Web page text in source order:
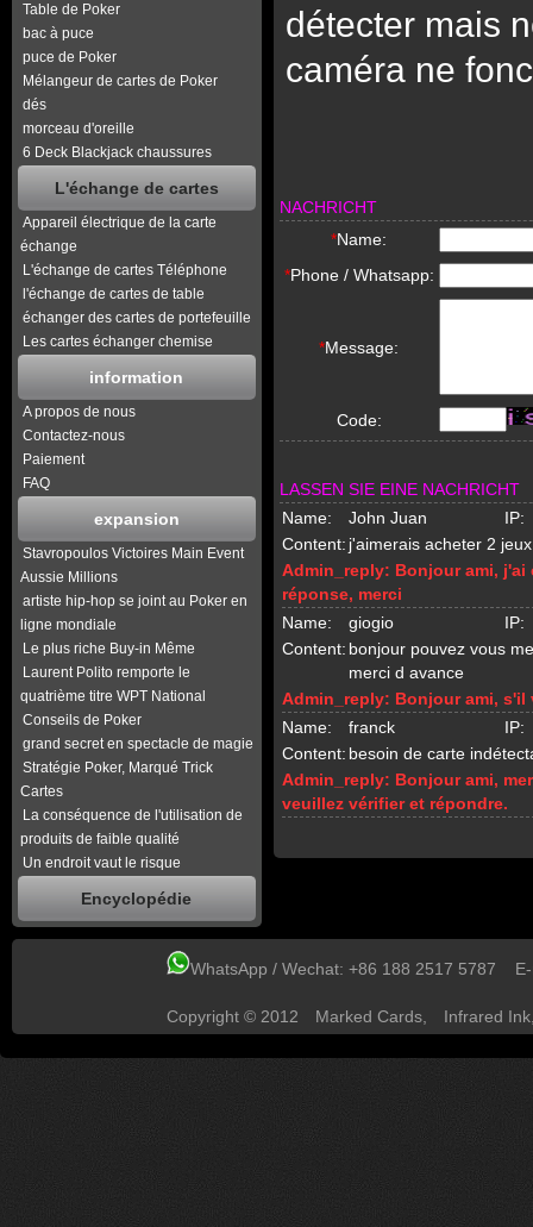
Table de Poker
bac à puce
puce de Poker
Mélangeur de cartes de Poker
dés
morceau d'oreille
6 Deck Blackjack chaussures
L'échange de cartes
Appareil électrique de la carte
échange
L'échange de cartes Téléphone
l'échange de cartes de table
échanger des cartes de portefeuille
Les cartes échanger chemise
information
A propos de nous
Contactez-nous
Paiement
FAQ
expansion
Stavropoulos Victoires Main Event
Aussie Millions
artiste hip-hop se joint au Poker en
ligne mondiale
Le plus riche Buy-in Même
Laurent Polito remporte le
quatrième titre WPT National
Conseils de Poker
grand secret en spectacle de magie
Stratégie Poker, Marqué Trick
Cartes
La conséquence de l'utilisation de
produits de faible qualité
Un endroit vaut le risque
Encyclopédie
détecter mais
caméra ne
NACHRICHT
*Name:
*Phone / Whatsapp:
*Message:
Code:
LASSEN SIE EINE NACHRICHT
Name:
John Juan
IP:
Content: j'aimerais acheter 2
Admin_reply: Bonjour ami, j'ai
réponse, merci
Name:
giogio
IP:
Content: bonjour pouvez vous
merci d avance
Admin_reply: Bonjour ami, s'il
Name:
franck
IP:
Content: besoin de carte
Admin_reply: Bonjour ami,
veuillez vérifier et répondre.
WhatsApp / Wechat: +86 188 2517 5787
Copyright © 2012 Marked Cards Infrared Ink